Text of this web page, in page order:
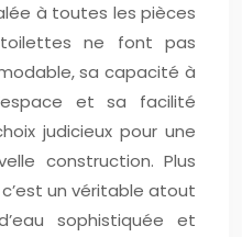
à toutes les pièces
ne font pas
sa capacité à
et sa facilité
judicieux pour une
construction. Plus
un véritable atout
sophistiquée et